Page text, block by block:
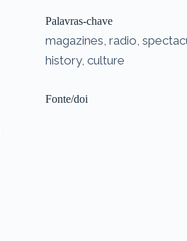
Palavras-chave
magazines, radio,
history, culture
Fonte/doi